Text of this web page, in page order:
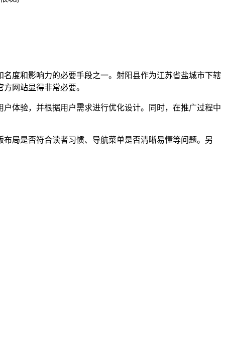
度和影响力的必要手段之一。射阳县作为江苏省盐城市下辖
网站显得非常必要。
体验，并根据用户需求进行优化设计。同时，在推广过程中
局是否符合读者习惯、导航菜单是否清晰易懂等问题。另